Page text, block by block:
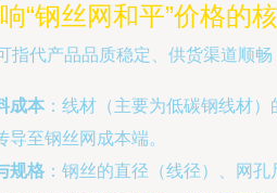
“钢丝网和平”价格的
指代产品品质稳定、供货渠道顺
成本 ：线材（主要为低碳钢线材
导至钢丝网成本端。
规格 ：钢丝的直径（线径）、网